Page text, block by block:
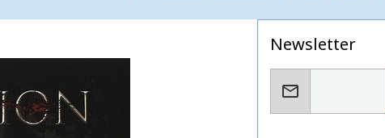
Newsletter